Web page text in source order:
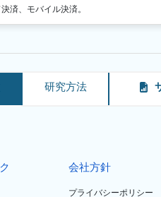
済、モバイル決済。
研究方法
会社方針
プライバシーポリシー